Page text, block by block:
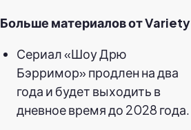
Больше материалов от Variety
Сериал «Шоу Дрю
Бэрримор» продлен на два
года и будет выходить в
дневное время до 2028 года.